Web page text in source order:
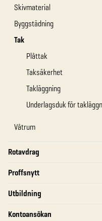
Skivmaterial
Byggstädning
Tak
Plåttak
Taksäkerhet
Takläggning
Underlagsduk för
Våtrum
Rotavdrag
Proffsnytt
Utbildning
Kontoansökan